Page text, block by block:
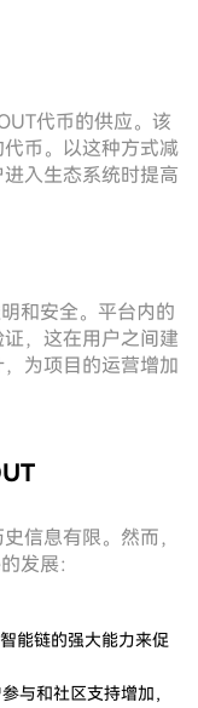
代币的供应。该
币。以这种方式减
入生态系统时提高
和安全。平台内的
，这在用户之间建
为项目的运营增加
信息有限。然而，
发展：
能链的强大能力来促
与和社区支持增加，